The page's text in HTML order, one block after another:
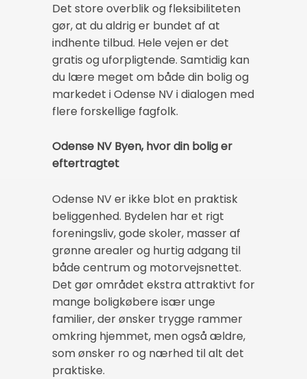
Det store overblik og fleksibiliteten
gør, at du aldrig er bundet af at
indhente tilbud. Hele vejen er det
gratis og uforpligtende. Samtidig kan
du lære meget om både din bolig og
markedet i Odense NV i dialogen med
flere forskellige fagfolk.
Odense NV Byen, hvor din bolig er
eftertragtet
Odense NV er ikke blot en praktisk
beliggenhed. Bydelen har et rigt
foreningsliv, gode skoler, masser af
grønne arealer og hurtig adgang til
både centrum og motorvejsnettet.
Det gør området ekstra attraktivt for
mange boligkøbere især unge
familier, der ønsker trygge rammer
omkring hjemmet, men også ældre,
som ønsker ro og nærhed til alt det
praktiske.